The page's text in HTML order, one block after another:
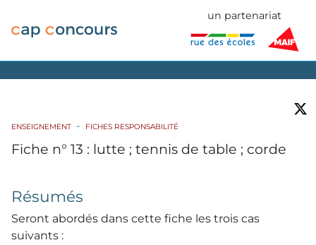
un partenariat
ENSEIGNEMENT FICHES RESPONSABILITÉ
Fiche n° 13 : lutte ; tennis de table ; corde
Résumés
Seront abordés dans cette fiche les trois cas
suivants :